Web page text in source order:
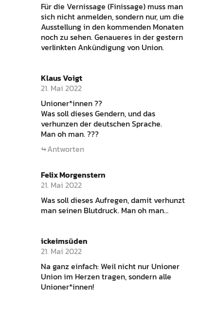
Für die Vernissage (Finissage) muss man
sich nicht anmelden, sondern nur, um die
Ausstellung in den kommenden Monaten
noch zu sehen. Genaueres in der gestern
verlinkten Ankündigung von Union.
Klaus Voigt
21. Mai 2022
Unioner*innen ??
Was soll dieses Gendern, und das
verhunzen der deutschen Sprache.
Man oh man. ???
Antworten
Felix Morgenstern
21. Mai 2022
Was soll dieses Aufregen, damit verhunzt
man seinen Blutdruck. Man oh man…
ickeimsüden
21. Mai 2022
Na ganz einfach: Weil nicht nur Unioner
Union im Herzen tragen, sondern alle
Unioner*innen!